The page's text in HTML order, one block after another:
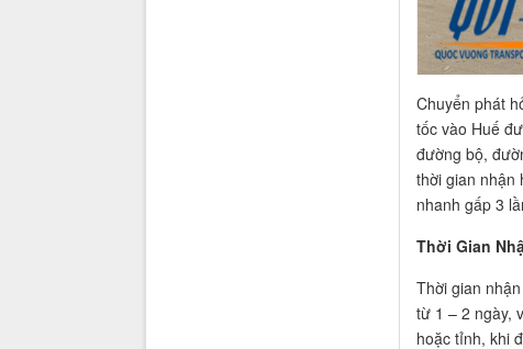
Chuyển phát
tốc vào Huế
đường bộ,
thời gian nhận
nhanh gấp 3
Thời Gian
Thời gian
từ 1 – 2 ngày,
hoặc tỉnh, khi